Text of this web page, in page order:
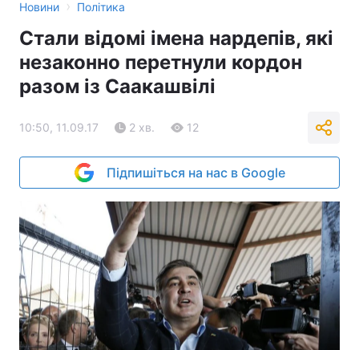
Новини › Політика
Стали відомі імена нардепів, які
незаконно перетнули кордон
разом із Саакашвілі
10:50, 11.09.17 2 хв. 12
Підпишіться на нас в Google